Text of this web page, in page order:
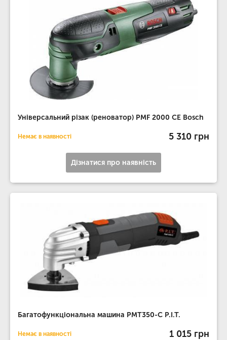
Універсальний різак (реноватор) PMF 2000 CE Bosch
Немає в наявності 5 310 грн
Дізнатися про наявність
Багатофункціональна машина PMT350-C P.I.T.
Немає в наявності 1 015 грн